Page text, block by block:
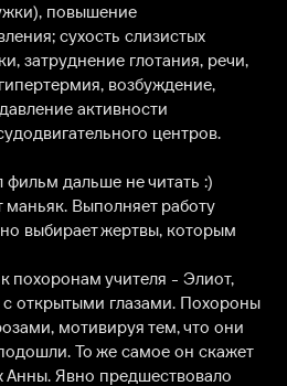
повышение
сухость слизистых
затруднение глотания, речи,
возбуждение,
активности
центров.
фильм дальше не читать :)
Выполняет работу
выбирает жертвы, которым
похоронам учителя - Элиот,
с открытыми глазами. Похороны
мотивируя тем, что они
То же самое он скажет
Анны. Явно предшествовало